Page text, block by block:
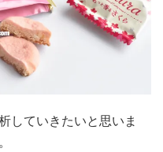
していきたいと思いま